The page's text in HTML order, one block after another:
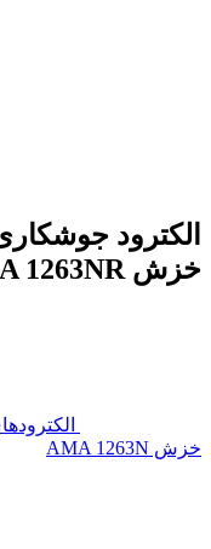
الکترود
خزش AMA 1263NR
خزش AMA 1263N